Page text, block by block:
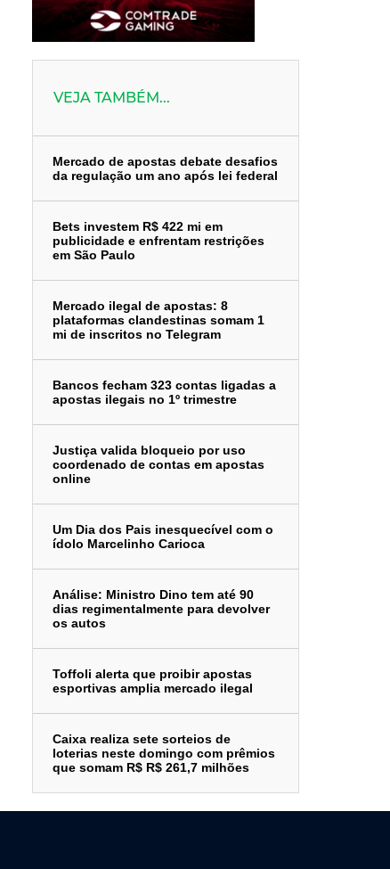
VEJA TAMBÉM...
Mercado de apostas debate desafios
da regulação um ano após lei federal
Bets investem R$ 422 mi em
publicidade e enfrentam restrições
em São Paulo
Mercado ilegal de apostas: 8
plataformas clandestinas somam 1
mi de inscritos no Telegram
Bancos fecham 323 contas ligadas a
apostas ilegais no 1º trimestre
Justiça valida bloqueio por uso
coordenado de contas em apostas
online
Um Dia dos Pais inesquecível com o
ídolo Marcelinho Carioca
Análise: Ministro Dino tem até 90
dias regimentalmente para devolver
os autos
Toffoli alerta que proibir apostas
esportivas amplia mercado ilegal
Caixa realiza sete sorteios de
loterias neste domingo com prêmios
que somam R$ R$ 261,7 milhões